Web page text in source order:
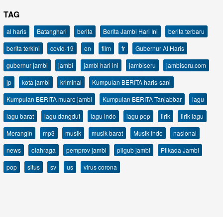
TAG
al haris Batanghari berita Berita Jambi Hari Ini
berita terbaru
berita terkini
covid-19 en film fr
Gubernur Al Haris
gubernur jambi
jambi jambi hari ini jambiseru
jambiseru.com
jp
kota jambi kriminal
Kumpulan BERITA haris-sani
Kumpulan BERITA muaro jambi
Kumpulan BERITA Tanjabbar
lagu
lagu barat
lagu dangdut lagu indo lagu pop lirik
lirik lagu
Merangin
mp3 musik musik barat Musik Indo
nasional
news
olahraga pemprov jambi pilgub jambi
Pilkada Jambi
pop
situs sv us virus corona